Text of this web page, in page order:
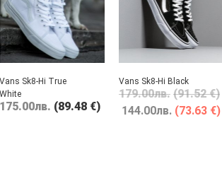
Vans Sk8-Hi True
White
175.00лв. (89.48 €)
Vans Sk8-Hi Black
179.00лв. (91.52 €)
144.00лв. (73.63 €)